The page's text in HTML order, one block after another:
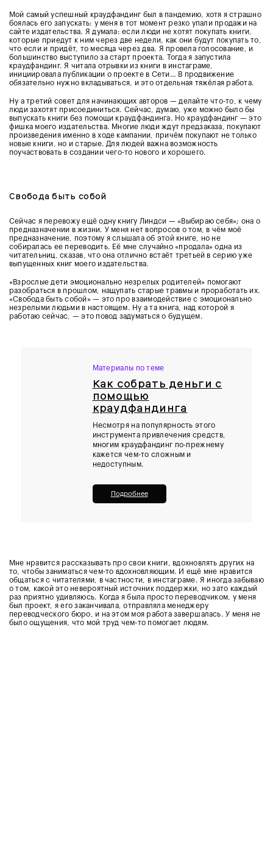
Мой самый успешный краудфандинг был в пандемию, хотя я страшно
боялась его запускать: у меня в тот момент резко упали продажи на
сайте издательства. Я думала: если люди не хотят покупать книги,
которые приедут к ним через две недели, как они будут покупать то,
что если и придёт, то месяца через два. Я провела голосование, и
большинство выступило за старт проекта. Тогда я запустила
краудфандинг. Я читала отрывки из книги в инстаграме,
инициировала публикации о проекте в Сети… В продвижение
обязательно нужно вкладываться, и это отдельная тяжёлая работа.
Ну а третий совет для начинающих авторов — делайте что-то, к чему
люди захотят присоединиться. Сейчас, думаю, уже можно было бы
выпускать книги без помощи краудфандинга. Но краудфандинг — это
фишка моего издательства. Многие люди ждут предзаказа, покупают
произведения именно в ходе кампании, причём покупают не только
новые книги, но и старые. Для людей важна возможность
поучаствовать в создании чего-то нового и хорошего.
Свобода быть собой
Сейчас я перевожу ещё одну книгу Линдси — «Выбираю себя»; она о
предназначении в жизни. У меня нет вопросов о том, в чём моё
предназначение, поэтому я слышала об этой книге, но не
собиралась ее переводить. Её мне случайно «продала» одна из
читательниц, сказав, что она отлично встаёт третьей в серию уже
выпущенных книг моего издательства.
«Взрослые дети эмоционально незрелых родителей» помогают
разобраться в прошлом, нащупать старые травмы и проработать их.
«Свобода быть собой» — это про взаимодействие с эмоционально
незрелыми людьми в настоящем. Ну а та книга, над которой я
работаю сейчас, — это повод задуматься о будущем.
Материалы по теме
Как собрать деньги с
помощью
краудфандинга
Несмотря на популярность этого
инструмента привлечения средств,
многим краудфандинг по-прежнему
кажется чем-то сложным и
недоступным.
Подробнее
Мне нравится рассказывать про свои книги, вдохновлять других на
то, чтобы заниматься чем-то вдохновляющим. И ещё мне нравится
общаться с читателями, в частности, в инстаграме. Я иногда забываю
о том, какой это невероятный источник поддержки, но зато каждый
раз приятно удивляюсь. Когда я была просто переводчиком, у меня
был проект, я его заканчивала, отправляла менеджеру
переводческого бюро, и на этом моя работа завершалась. У меня не
было ощущения, что мой труд чем-то помогает людям.